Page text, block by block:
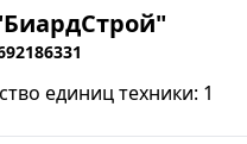
единиц техники: 1